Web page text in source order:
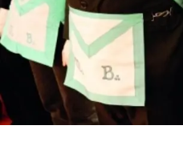
Italia Mondo
Sanità
Sport